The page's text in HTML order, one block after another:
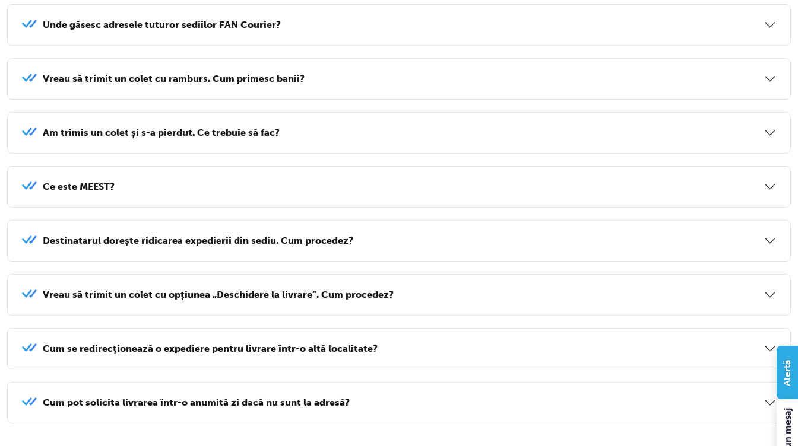
Unde găsesc adresele tuturor sediilor FAN Courier?
Vreau să trimit un colet cu ramburs. Cum primesc banii?
Am trimis un colet și s-a pierdut. Ce trebuie să fac?
Ce este MEEST?
Destinatarul dorește ridicarea expedierii din sediu. Cum procedez?
Vreau să trimit un colet cu opțiunea „Deschidere la livrare”. Cum procedez?
Cum se redirecționează o expediere pentru livrare într-o altă localitate?
Cum pot solicita livrarea într-o anumită zi dacă nu sunt la adresă?
Alertă